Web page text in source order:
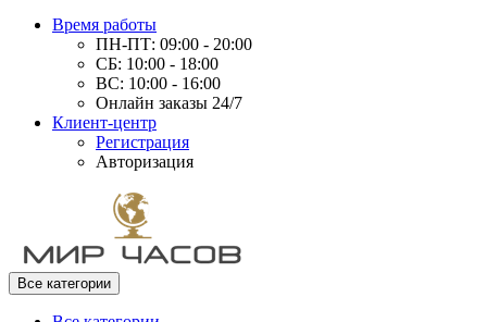
Время работы
ПН-ПТ: 09:00 - 20:00
СБ: 10:00 - 18:00
ВС: 10:00 - 16:00
Онлайн заказы 24/7
Клиент-центр
Регистрация
Авторизация
Все категории